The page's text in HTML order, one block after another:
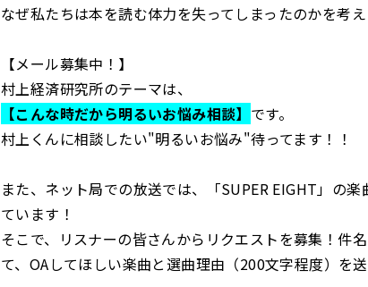
なぜ私たちは本を読む体力を失ってしまったのかを考え
【メール募集中！】
村上経済研究所のテーマは、
【こんな時だから明るいお悩み相談】 です。
村上くんに相談したい"明るいお悩み"待ってます！！
また、ネット局での放送では、「SUPER EIGHT」の
ています！
そこで、リスナーの皆さんからリクエストを募集！件
て、OAしてほしい楽曲と選曲理由（200文字程度）を